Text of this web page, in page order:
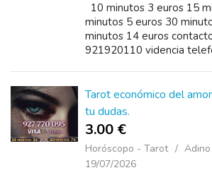
10 minutos 3 euros 15
minutos 5 euros 30
minutos 14 euros
921920110 videncia
Tarot económico del
tu dudas.
3.00 €
Horóscopo - Tarot
19/07/2026